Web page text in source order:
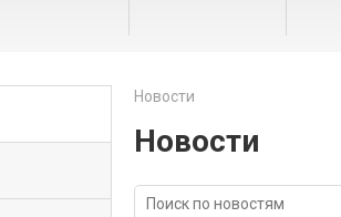
Новости
Новости